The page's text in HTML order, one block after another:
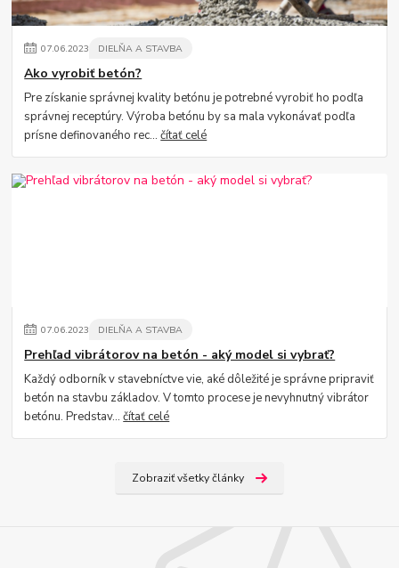
07.06.2023 DIELŇA A STAVBA
Ako vyrobiť betón?
Pre získanie správnej kvality betónu je potrebné vyrobiť ho podľa
správnej receptúry. Výroba betónu by sa mala vykonávať podľa
prísne definovaného rec...čítať celé
07.06.2023 DIELŇA A STAVBA
Prehľad vibrátorov na betón - aký model si vybrať?
Každý odborník v stavebníctve vie, aké dôležité je správne pripraviť
betón na stavbu základov. V tomto procese je nevyhnutný vibrátor
betónu. Predstav...čítať celé
Zobraziť všetky články